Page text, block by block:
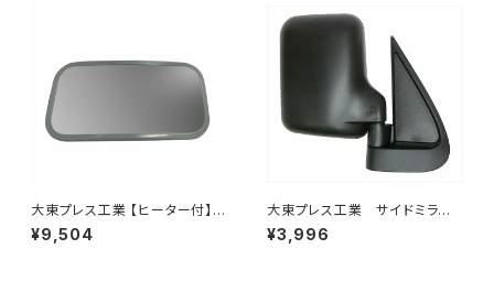
大東プレス工業 【ヒーター付】サ
イドミラー/バックミラーJ08 DI
-7Z
¥9,504
大東プレス工業 サイドミラー/
バックミラー ダイハツ ハイ
ゼット トラック 右 99年～
¥3,996